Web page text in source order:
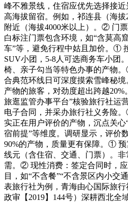
峰不雅景线，住宿应优先选择接
高海拔留宿。例如，祁连县（海拔
附近（海拔4000米以上）。② 门
白标注门票包含环境，如“含莫高
车”等，避免行程中姑且加价。①
SUV小团，5-8人可选商务车小团
椅、亲子勾当等特色办事的产物
合典范环线日可深度摸索雪峰秘
产物的旅客，对劲度超出跨越
旅逛监管办事平台”核验旅行社运
电子合同，并采办旅行社义务险
实正在用户评价的产物，沉点关心
宿前提”等维度。调研显示，评价
90%的产物，质量更有保障。①
线元（含住宿、交通、门票）。非
需。② 现性消费：签定合同时，
目，如“不含餐”“不含景区内小交
表旅行社为例，青海由心国际旅
政审【2019】144号）深耕西北全